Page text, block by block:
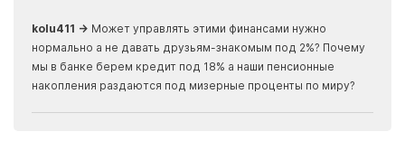
kolu411 → Может управлять этими финансами нужно
нормально а не давать друзьям-знакомым под 2%? Почему
мы в банке берем кредит под 18% а наши пенсионные
накопления раздаются под мизерные проценты по миру?